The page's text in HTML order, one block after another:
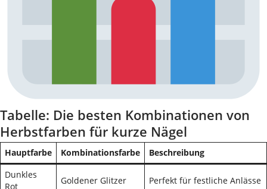
Tabelle: Die besten Kombinationen von
Herbstfarben für kurze Nägel
Hauptfarbe Kombinationsfarbe
Beschreibung
Dunkles
Rot
Goldener Glitzer Perfekt für festliche Anlässe